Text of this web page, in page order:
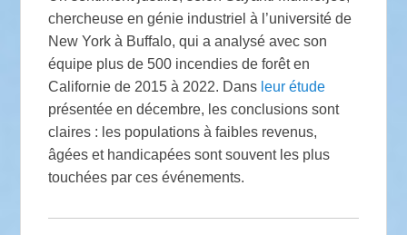
chercheuse en génie industriel à l’université de
New York à Buffalo, qui a analysé avec son
équipe plus de 500 incendies de forêt en
Californie de 2015 à 2022. Dans leur étude
présentée en décembre, les conclusions sont
claires : les populations à faibles revenus,
âgées et handicapées sont souvent les plus
touchées par ces événements.